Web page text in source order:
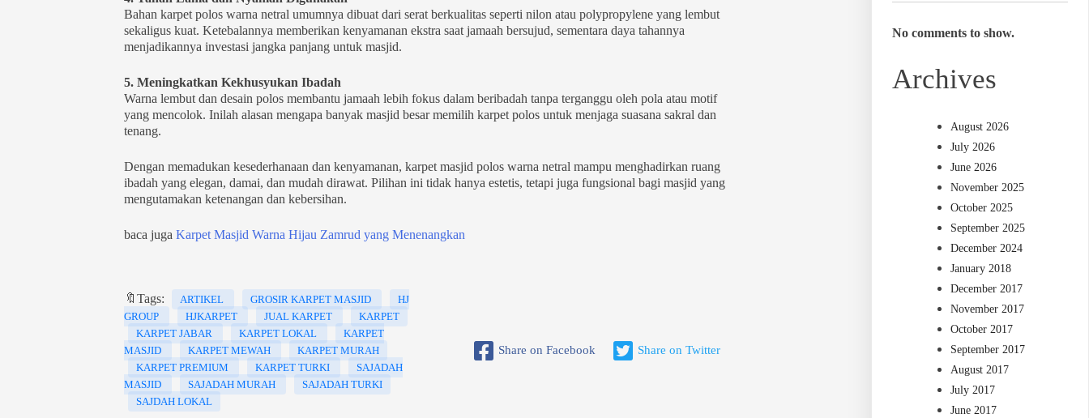
Bahan karpet polos warna netral umumnya dibuat dari serat berkualitas seperti nilon atau polypropylene yang lembut
sekaligus kuat. Ketebalannya memberikan kenyamanan ekstra saat jamaah bersujud, sementara daya tahannya
menjadikannya investasi jangka panjang untuk masjid.
5. Meningkatkan Kekhusyukan Ibadah
Warna lembut dan desain polos membantu jamaah lebih fokus dalam beribadah tanpa terganggu oleh pola atau motif
yang mencolok. Inilah alasan mengapa banyak masjid besar memilih karpet polos untuk menjaga suasana sakral dan
tenang.
Dengan memadukan kesederhanaan dan kenyamanan, karpet masjid polos warna netral mampu menghadirkan ruang
ibadah yang elegan, damai, dan mudah dirawat. Pilihan ini tidak hanya estetis, tetapi juga fungsional bagi masjid yang
mengutamakan ketenangan dan kebersihan.
baca juga Karpet Masjid Warna Hijau Zamrud yang Menenangkan
🔖Tags: ARTIKEL GROSIR KARPET MASJID
HJ
GROUP
HJKARPET JUAL KARPET
KARPET
KARPET JABAR
KARPET LOKAL
KARPET
MASJID
KARPET MEWAH
KARPET MURAH
KARPET PREMIUM
KARPET TURKI
SAJADAH
MASJID
SAJADAH MURAH
SAJADAH TURKI
SAJDAH LOKAL
Share on Facebook Share on Twitter
No comments to show.
Archives
August 2026
July 2026
June 2026
November 2025
October 2025
September 2025
December 2024
January 2018
December 2017
November 2017
October 2017
September 2017
August 2017
July 2017
June 2017